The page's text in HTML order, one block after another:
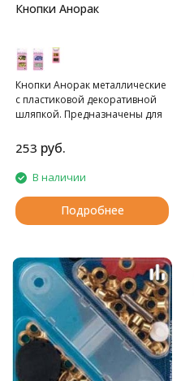
Кнопки Анорак
Кнопки Анорак металлические
с пластиковой декоративной
шляпкой. Предназначены для
обеспечения толщины между
слоями ткани не менее 1-2 мм
используйте подкладочную
ткань. Всегда работайте на
плоской устойчивой
поверхности, защищенной
инструмент арт. 408.NT.
253 руб.
В наличии
Подробнее